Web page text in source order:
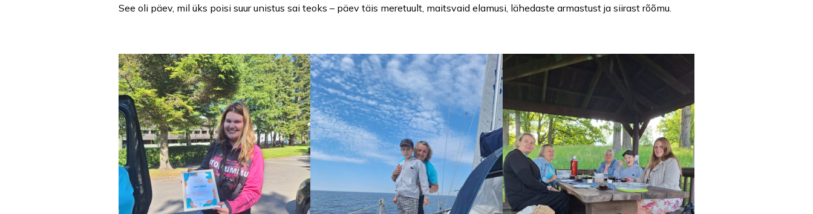
See oli päev, mil üks poisi suur unistus sai teoks – päev täis meretuult, maitsvaid elamusi, lähedaste armastust ja siirast rõõmu.